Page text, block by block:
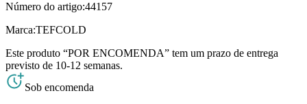
Número do artigo:44157
Marca:TEFCOLD
Este produto “POR ENCOMENDA” tem um prazo de entrega
previsto de 10-12 semanas.
Sob encomenda